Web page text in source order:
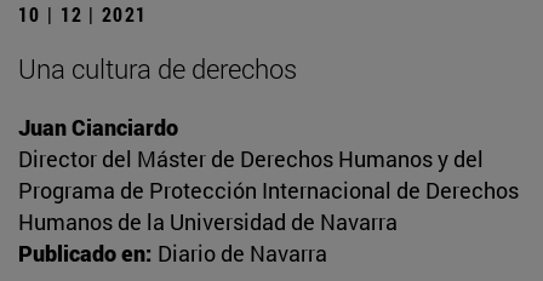
10 | 12 | 2021
Una cultura de derechos
Juan Cianciardo
Director del Máster de Derechos Humanos y del
Programa de Protección Internacional de Derechos
Humanos de la Universidad de Navarra
Publicado en: Diario de Navarra